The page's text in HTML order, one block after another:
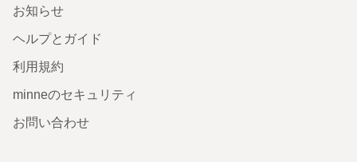
お知らせ
ヘルプとガイド
利用規約
minneのセキュリティ
お問い合わせ